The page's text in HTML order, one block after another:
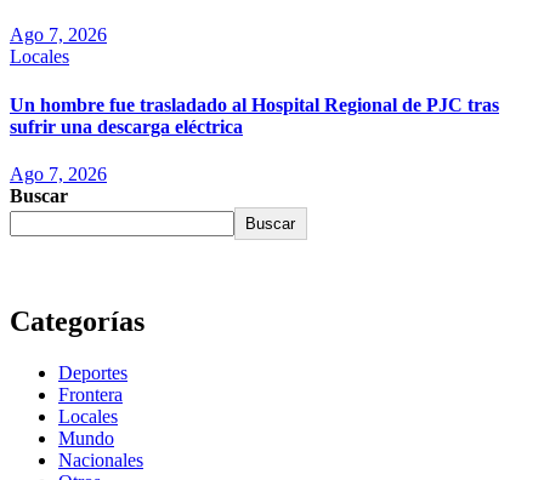
Ago 7, 2026
Locales
Un hombre fue trasladado al Hospital Regional de PJC tras
sufrir una descarga eléctrica
Ago 7, 2026
Buscar
Buscar
Categorías
Deportes
Frontera
Locales
Mundo
Nacionales